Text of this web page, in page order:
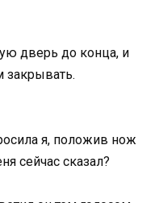
дверь до конца, и
закрывать.
я, положив нож
сейчас сказал?